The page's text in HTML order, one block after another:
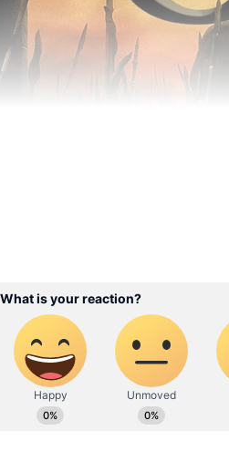
வெளியானது முதல் அமோக